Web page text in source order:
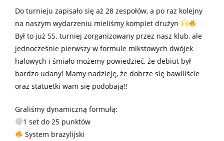
Do turnieju zapisało się aż 28 zespołów, a po raz kolejny
na naszym wydarzeniu mieliśmy komplet drużyn
Był to już 55. turniej zorganizowany przez nasz klub, ale
jednocześnie pierwszy w formule mikstowych dwójek
halowych i śmiało możemy powiedzieć, że debiut był
bardzo udany! Mamy nadzieję, że dobrze się bawiliście
oraz statuetki wam się podobają!!
Graliśmy dynamiczną formułą:
1 set do 25 punktów
System brazylijski